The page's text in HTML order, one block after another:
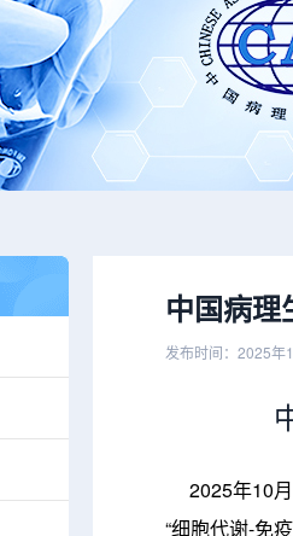
中国病理
发布时间：2025年
2025年10月
“细胞代谢-免